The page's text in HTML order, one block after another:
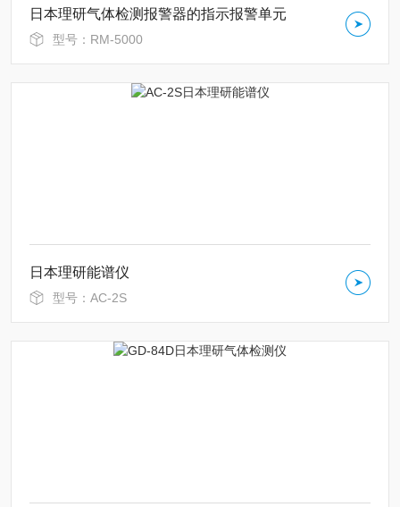
日本理研气体检测报警器的指示报警单元
型号：RM-5000
日本理研能谱仪
型号：AC-2S